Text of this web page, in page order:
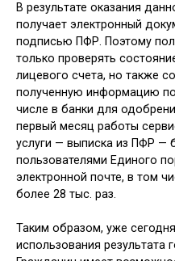
В результате оказания
получает электронный
подписью ПФР. Поэтому
только проверять
лицевого счета, но также
полученную информацию
числе в банки для
первый месяц работы
услуги — выписка из ПФР —
пользователями Единого
электронной почте, в том
более 28 тыс. раз.
Таким образом, уже
использования результата